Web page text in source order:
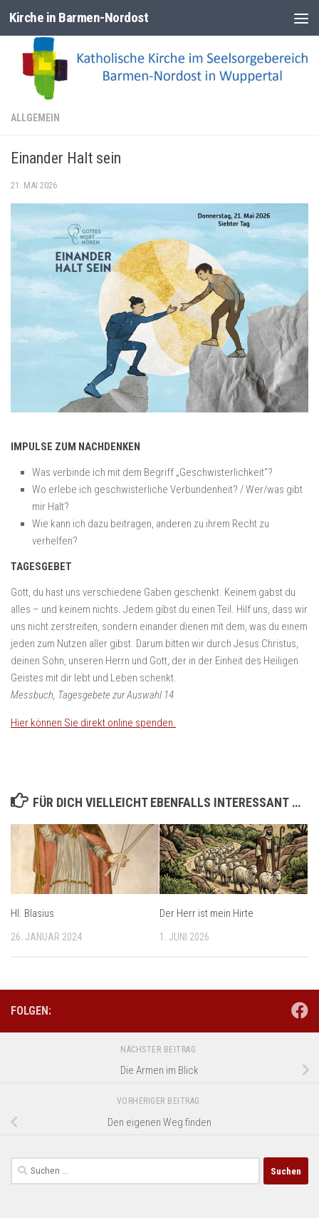
Zum Inhalt springen
Kirche in Barmen-Nordost
ALLGEMEIN
Einander Halt sein
21. MAI 2026
IMPULSE ZUM NACHDENKEN
Was verbinde ich mit dem Begriff „Geschwisterlichkeit“?
Wo erlebe ich geschwisterliche Verbundenheit? / Wer/was gibt
mir Halt?
Wie kann ich dazu beitragen, anderen zu ihrem Recht zu
verhelfen?
TAGESGEBET
Gott, du hast uns verschiedene Gaben geschenkt. Keinem gabst du
alles – und keinem nichts. Jedem gibst du einen Teil. Hilf uns, dass wir
uns nicht zerstreiten, sondern einander dienen mit dem, was du einem
jeden zum Nutzen aller gibst. Darum bitten wir durch Jesus Christus,
deinen Sohn, unseren Herrn und Gott, der in der Einheit des Heiligen
Geistes mit dir lebt und Leben schenkt.
Messbuch, Tagesgebete zur Auswahl 14
Hier können Sie direkt online spenden.
FÜR DICH VIELLEICHT EBENFALLS INTERESSANT …
Hl. Blasius
26. JANUAR 2024
Der Herr ist mein Hirte
1. JUNI 2026
FOLGEN:
NÄCHSTER BEITRAG
Die Armen im Blick
VORHERIGER BEITRAG
Den eigenen Weg finden
Suchen
nach: